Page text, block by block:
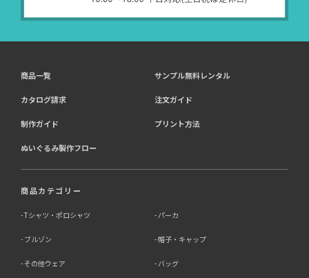
商品一覧 サンプル無料レンタル
カタログ請求 注文ガイド
制作ガイド プリント方法
ぬいぐるみ製作フロー
商品カテゴリー
Tシャツ・ポロシャツ パーカ
ブルゾン 帽子・キャップ
その他ウェア バッグ